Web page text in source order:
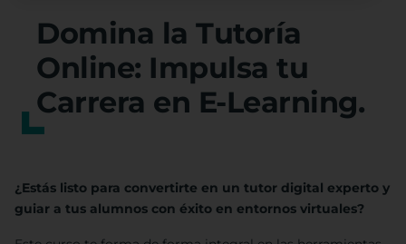
Domina la Tutoría
Online: Impulsa tu
Carrera en E-Learning.
¿Estás listo para convertirte en un tutor digital experto y
guiar a tus alumnos con éxito en entornos virtuales?